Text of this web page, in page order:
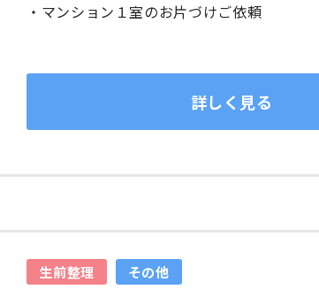
・マンション１室のお片づけご依頼
詳しく見る
生前整理 その他